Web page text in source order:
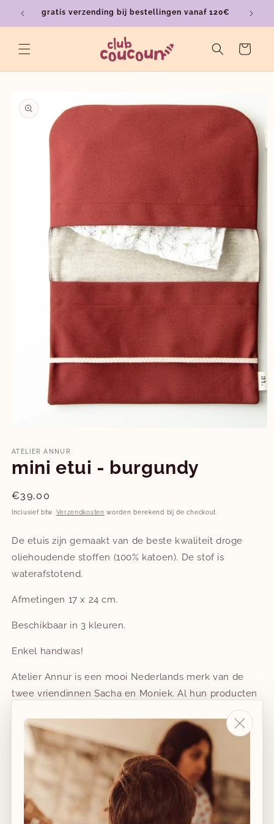
naar de
content
gratis verzending bij bestellingen vanaf 120€
Winkelwagen
direct naar
openen
modaal
ATELIER ANNUR
mini etui - burgundy
Normale
prijs
€39,00
Inclusief btw. Verzendkosten worden berekend bij de checkout.
De etuis zijn gemaakt van de beste kwaliteit droge
oliehoudende stoffen (100% katoen). De stof is
waterafstotend.
Afmetingen 17 x 24 cm.
Beschikbaar in 3 kleuren.
Enkel handwas!
Atelier Annur is een mooi Nederlands merk van de
twee vriendinnen Sacha en Moniek. Al hun producten
geproduceerd en gekocht op een manier die respect
toont voor de mensen die ze produceren en voor het
milieu. Een deel van de producten wordt bijna volledig
met de hand gemaakt.
Aantal